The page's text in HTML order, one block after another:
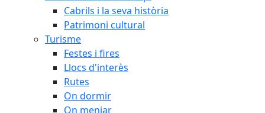
Cabrils i la seva història
Patrimoni cultural
Turisme
Festes i fires
Llocs d'interès
Rutes
On dormir
On menjar